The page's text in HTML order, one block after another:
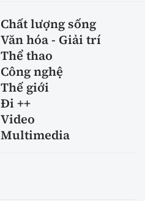
Chất lượng sống
Văn hóa - Giải trí
Thể thao
Công nghệ
Thế giới
Đi ++
Video
Multimedia